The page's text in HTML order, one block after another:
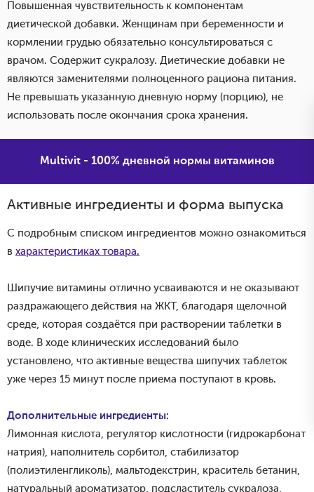
Повышенная чувствительность к компонентам
диетической добавки. Женщинам при беременности и
кормлении грудью обязательно консультироваться с
врачом. Содержит сукралозу. Диетические добавки не
являются заменителями полноценного рациона питания.
Не превышать указанную дневную норму (порцию), не
использовать после окончания срока хранения.
Multivit - 100% дневной нормы витаминов
Активные ингредиенты и форма выпуска
С подробным списком ингредиентов можно ознакомиться
в характеристиках товара.
Шипучие витамины отлично усваиваются и не оказывают
раздражающего действия на ЖКТ, благодаря щелочной
среде, которая создаётся при растворении таблетки в
воде. В ходе клинических исследований было
установлено, что активные вещества шипучих таблеток
уже через 15 минут после приема поступают в кровь.
Дополнительные ингредиенты:
Лимонная кислота, регулятор кислотности (гидрокарбонат
натрия), наполнитель сорбитол, стабилизатор
(полиэтиленгликоль), мальтодекстрин, краситель бетанин,
натуральный ароматизатор, подсластитель сукралоза,